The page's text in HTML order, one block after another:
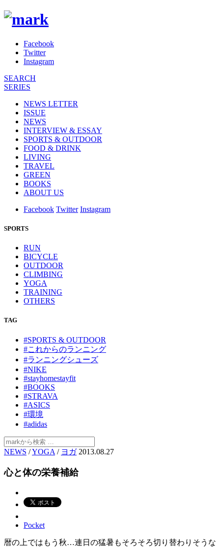
Facebook
Twitter
Instagram
SEARCH
SERIES
NEWS LETTER
ISSUE
NEWS
INTERVIEW & ESSAY
SPORTS & OUTDOOR
FOOD & DRINK
LIVING
TRAVEL
GREEN
BOOKS
ABOUT US
Facebook Twitter Instagram
SPORTS
RUN
BICYCLE
OUTDOOR
CLIMBING
YOGA
TRAINING
OTHERS
TAG
#SPORTS & OUTDOOR
#これからのランニング
#ランニングシューズ
#NIKE
#stayhomestayfit
#BOOKS
#STRAVA
#ASICS
#環境
#adidas
NEWS /YOGA / ヨガ 2013.08.27
心と体の栄養補給
Pocket
暦の上ではもう秋…連日の猛暑もそろそろ切り替わりそうな